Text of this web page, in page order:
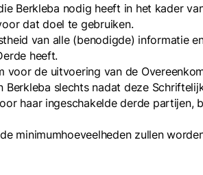
Berkleba nodig heeft in het kader
dat doel te gebruiken.
van alle (benodigde) informatie
heeft.
de uitvoering van de
slechts nadat deze
haar ingeschakelde derde partijen,
minimumhoeveelheden zullen